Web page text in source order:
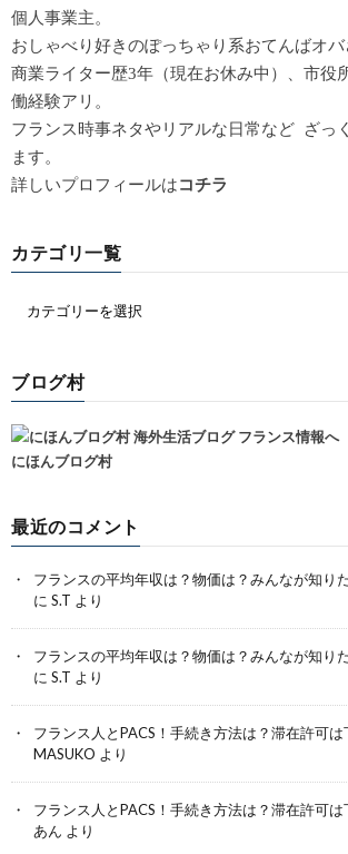
個人事業主。
おしゃべり好きのぽっちゃり系おてんばオバ
商業ライター歴3年（現在お休み中）、市役
働経験アリ。
フランス時事ネタやリアルな日常など ざっ
ます。
詳しいプロフィールはコチラ
カテゴリ一覧
ブログ村
にほんブログ村
最近のコメント
フランスの平均年収は？物価は？みんなが知り
に S.T より
フランスの平均年収は？物価は？みんなが知り
に S.T より
フランス人とPACS！手続き方法は？滞在許可は
MASUKO より
フランス人とPACS！手続き方法は？滞在許可は
あん より